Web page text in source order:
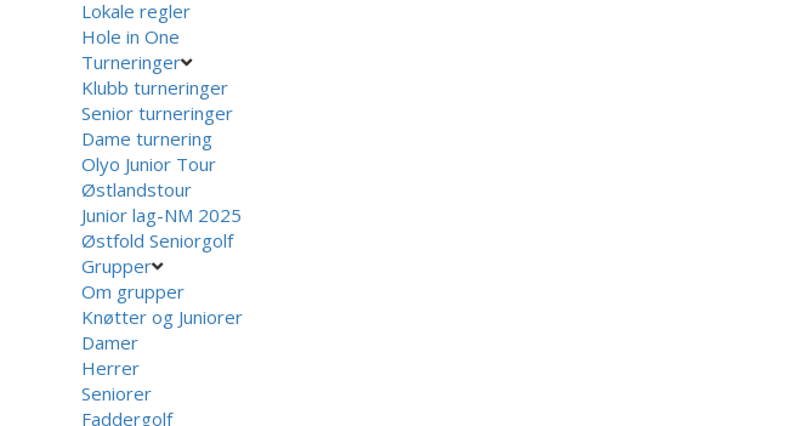
Lokale regler
Hole in One
Turneringer
Klubb turneringer
Senior turneringer
Dame turnering
Olyo Junior Tour
Østlandstour
Junior lag-NM 2025
Østfold Seniorgolf
Grupper
Om grupper
Knøtter og Juniorer
Damer
Herrer
Seniorer
Faddergolf